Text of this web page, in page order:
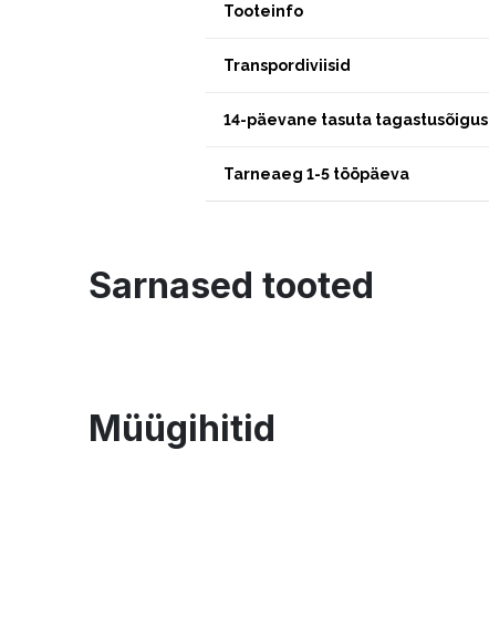
Tooteinfo
Transpordiviisid
14-päevane tasuta tagastusõigus
Tarneaeg 1-5 tööpäeva
Sarnased tooted
Müügihitid